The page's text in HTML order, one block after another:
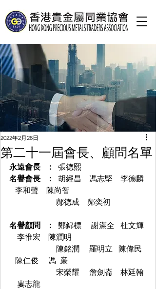
第二十一屆會長、顧問名單
2022年2月28日
永遠會長   ： 張德熙
名譽會長   ： 胡經昌    馮志堅    李德麟
   李和聲    陳尚智
                        鄺德成    鄺奕初
名譽顧問   ： 鄭錦標     謝滿全   杜文輝
    李惟宏    陳潤明
   陳仁俊     馮  亷
宋榮耀     詹劍崙    林廷翰
    婁志龍